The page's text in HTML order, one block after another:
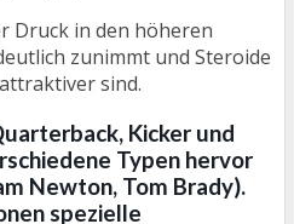
Druck in den höheren
zunimmt und Steroide
sind.
Kicker und
Typen hervor
Newton, Tom Brady).
spezielle